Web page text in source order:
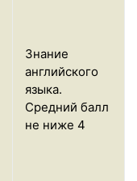
Знание
английского
языка.
Средний балл
не ниже 4